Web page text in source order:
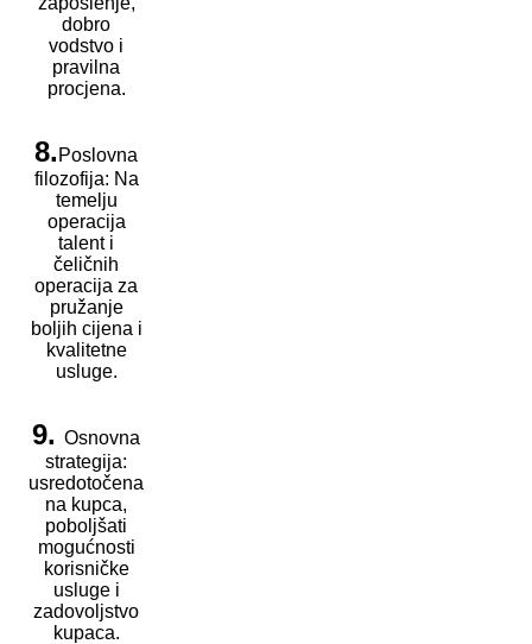
dobro
vodstvo i
pravilna
procjena.
8. Poslovna
filozofija: Na
temelju
operacija
talent i
čeličnih
operacija za
pružanje
boljih cijena i
kvalitetne
usluge.
9. Osnovna
strategija:
usredotočena
na kupca,
poboljšati
mogućnosti
korisničke
usluge i
zadovoljstvo
kupaca.